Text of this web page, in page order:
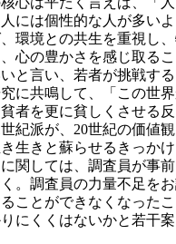
には個性的な人が多い
環境との共生を重視し
心の豊かさを感じ取る
と言い、若者が挑戦す
に共鳴して、「この世
者を更に貧しくさせる
紀派が、20世紀の価値
生きと蘇らせるきっか
関しては、調査員が事
。調査員の力量不足を
ことができなくなった
にくくはないかと若干